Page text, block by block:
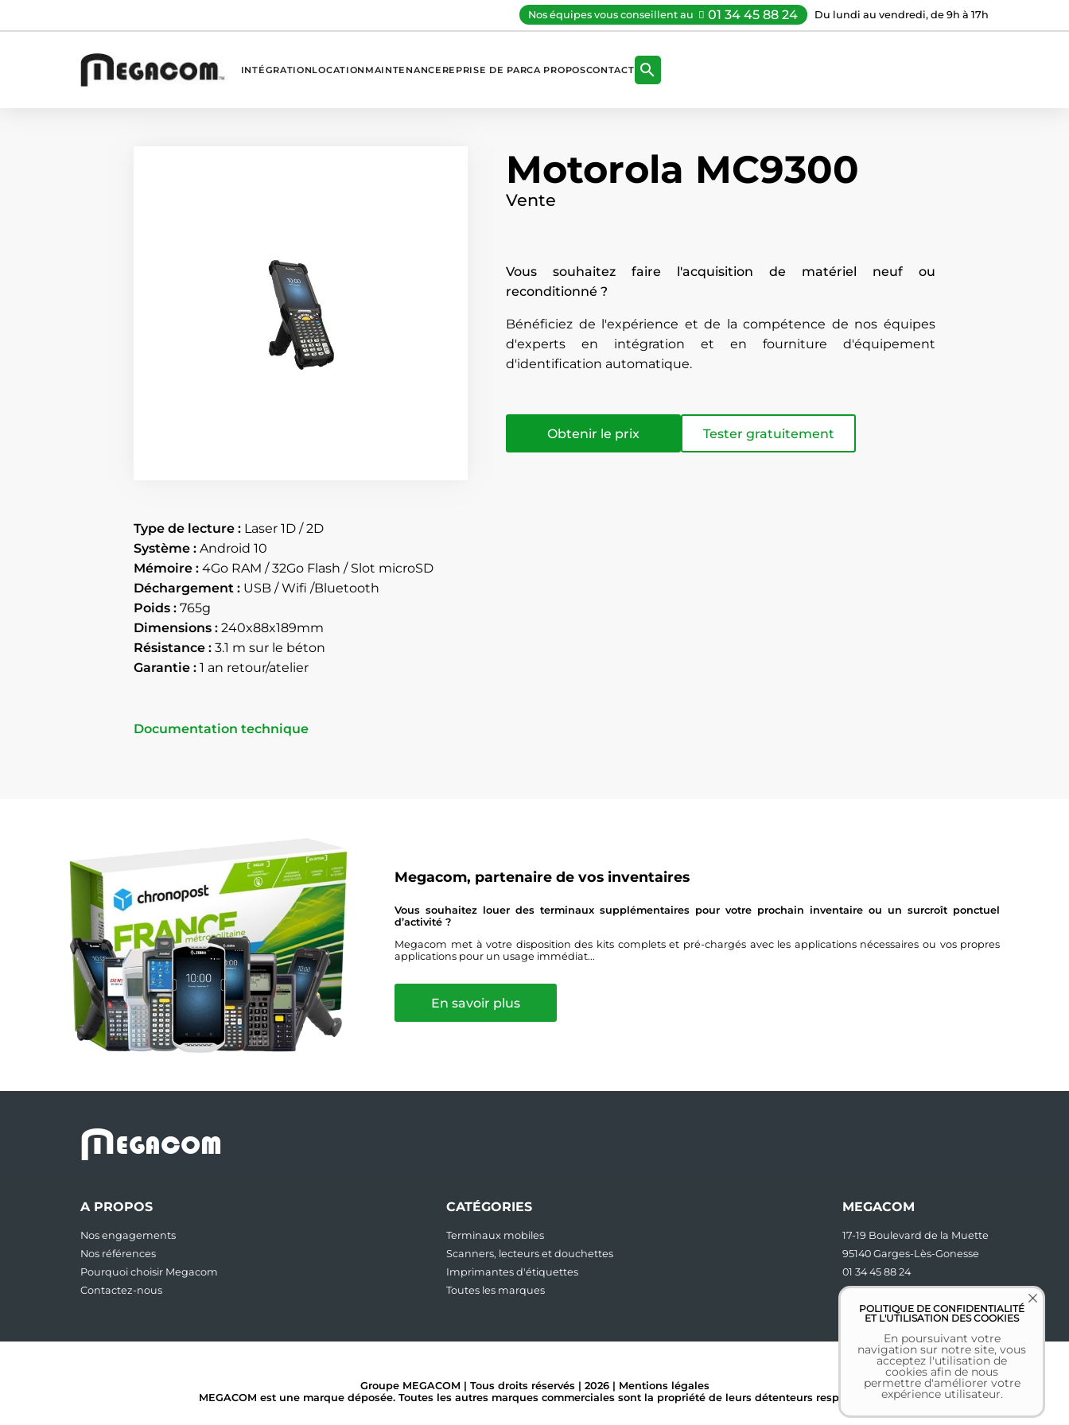
Nos équipes vous conseillent au 01 34 45 88 24 Du lundi au vendredi, de 9h à 17h
INTÉGRATIONLOCATION MAINTENANCE REPRISE DE PARCA PROPOSCONTACT 
Motorola MC9300
Vente
Vous souhaitez faire l'acquisition de matériel neuf ou
reconditionné ?
Bénéficiez de l'expérience et de la compétence de nos équipes
d'experts en intégration et en fourniture d'équipement
d'identification automatique.
Obtenir le prix Tester gratuitement
Type de lecture : Laser 1D / 2D
Système : Android 10
Mémoire : 4Go RAM / 32Go Flash / Slot microSD
Déchargement : USB / Wifi /Bluetooth
Poids : 765g
Dimensions : 240x88x189mm
Résistance : 3.1 m sur le béton
Garantie : 1 an retour/atelier
Documentation technique
Megacom, partenaire de vos inventaires
Vous souhaitez louer des terminaux supplémentaires pour votre prochain inventaire ou un surcroît ponctuel
d’activité ?
Megacom met à votre disposition des kits complets et pré-chargés avec les applications nécessaires ou vos propres
applications pour un usage immédiat...
En savoir plus
MEGACOM
A PROPOS
Nos engagements
Nos références
Pourquoi choisir Megacom
Contactez-nous
CATÉGORIES
Terminaux mobiles
Scanners, lecteurs et douchettes
Imprimantes d'étiquettes
Toutes les marques
MEGACOM
17-19 Boulevard de la Muette
95140 Garges-Lès-Gonesse
01 34 45 88 24
contact [at] megacom.fr
POLITIQUE DE CONFIDENTIALITÉ
ET L'UTILISATION DES COOKIES
En poursuivant votre
navigation sur notre site, vous
acceptez l'utilisation de
cookies afin de nous
permettre d'améliorer votre
expérience utilisateur.
Groupe MEGACOM | Tous droits réservés | 2026 | Mentions légales
MEGACOM est une marque déposée. Toutes les autres marques commerciales sont la propriété de leurs détenteurs respectifs.